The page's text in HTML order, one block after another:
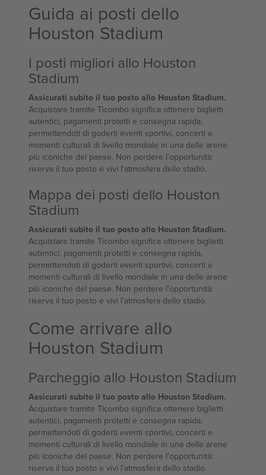
Guida ai posti dello
Houston Stadium
I posti migliori allo Houston
Stadium
Assicurati subito il tuo posto allo Houston Stadium.
Acquistare tramite Ticombo significa ottenere biglietti
autentici, pagamenti protetti e consegna rapida,
permettendoti di goderti eventi sportivi, concerti e
momenti culturali di livello mondiale in una delle arene
più iconiche del paese. Non perdere l’opportunità:
riserva il tuo posto e vivi l'atmosfera dello stadio.
Mappa dei posti dello Houston
Stadium
Assicurati subito il tuo posto allo Houston Stadium.
Acquistare tramite Ticombo significa ottenere biglietti
autentici, pagamenti protetti e consegna rapida,
permettendoti di goderti eventi sportivi, concerti e
momenti culturali di livello mondiale in una delle arene
più iconiche del paese. Non perdere l’opportunità:
riserva il tuo posto e vivi l'atmosfera dello stadio.
Come arrivare allo
Houston Stadium
Parcheggio allo Houston Stadium
Assicurati subito il tuo posto allo Houston Stadium.
Acquistare tramite Ticombo significa ottenere biglietti
autentici, pagamenti protetti e consegna rapida,
permettendoti di goderti eventi sportivi, concerti e
momenti culturali di livello mondiale in una delle arene
più iconiche del paese. Non perdere l’opportunità:
riserva il tuo posto e vivi l'atmosfera dello stadio.